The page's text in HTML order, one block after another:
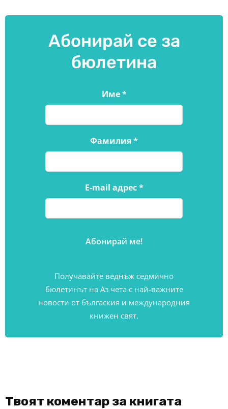
Абонирай се за
бюлетина
Име*
Фамилия*
E-mail адрес*
Получавайте веднъж седмично
бюлетинът на Аз чета с най-важните
новости от бългаския и международния
книжен свят.
Твоят коментар за книгата